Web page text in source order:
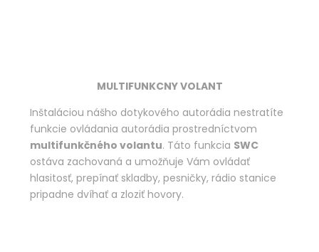
MULTIFUNKCNY VOLANT
Inštaláciou nášho dotykového autorádia nestratíte
funkcie ovládania autorádia prostredníctvom
multifunkčného volantu. Táto funkcia SWC
ostáva zachovaná a umožňuje Vám ovládať
hlasitosť, prepínať skladby, pesničky, rádio stanice
pripadne dvíhať a zloziť hovory.